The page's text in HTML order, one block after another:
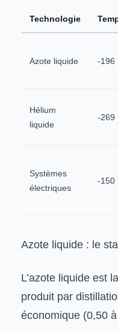
Technologie
Azote liquide -196
Hélium
liquide
-269
Systèmes
électriques
-150
Azote liquide : le
L’azote liquide est
produit par
économique (0,50